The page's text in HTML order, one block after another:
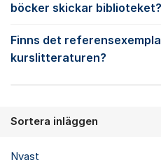
böcker skickar biblioteket?
Finns det
kurslitteraturen?
Sortera inläggen
Nyast